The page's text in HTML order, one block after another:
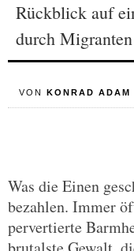
Rückblick auf
durch Migranten
VON KONRAD ADAM
Was die Einen
bezahlen. Immer
pervertierte